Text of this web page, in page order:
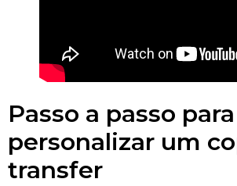
Passo a passo para
personalizar um
transfer